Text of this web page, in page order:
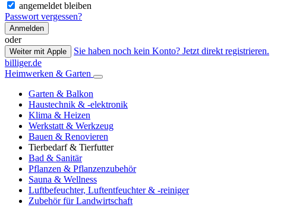
angemeldet bleiben
Passwort vergessen?
Anmelden
oder
Weiter mit Apple
Sie haben noch kein Konto? Jetzt direkt registrieren.
billiger.de
Heimwerken & Garten
Garten & Balkon
Haustechnik & -elektronik
Klima & Heizen
Werkstatt & Werkzeug
Bauen & Renovieren
Tierbedarf & Tierfutter
Bad & Sanitär
Pflanzen & Pflanzenzubehör
Sauna & Wellness
Luftbefeuchter, Luftentfeuchter & -reiniger
Zubehör für Landwirtschaft